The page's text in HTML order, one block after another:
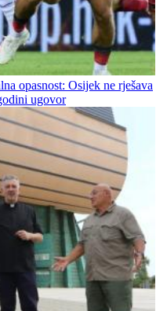
opasnost: Osijek ne rješava
ugovor